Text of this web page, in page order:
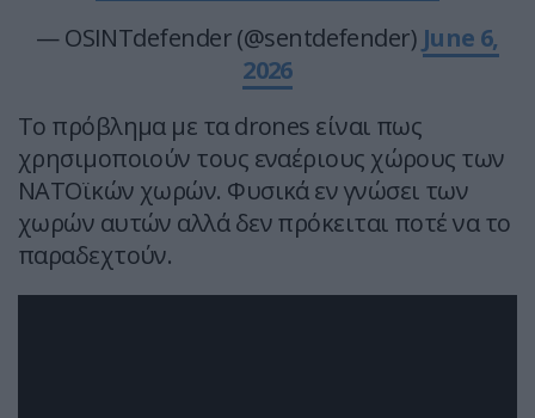
— OSINTdefender (@sentdefender) June 6,
2026
Το πρόβλημα με τα drones είναι πως
χρησιμοποιούν τους εναέριους χώρους των
ΝΑΤΟϊκών χωρών. Φυσικά εν γνώσει των
χωρών αυτών αλλά δεν πρόκειται ποτέ να το
παραδεχτούν.